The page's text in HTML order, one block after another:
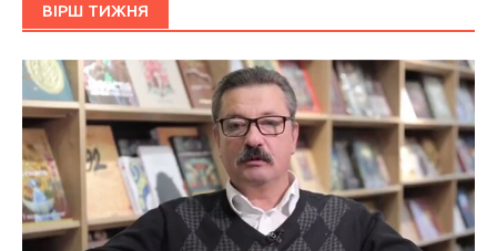
ВІРШ ТИЖНЯ